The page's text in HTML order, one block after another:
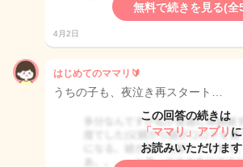
無料で続きを見る(全
4月2日
はじめてのママリ🔰
うちの子も、夜泣き再スタート…
この回答の続きは
「ママリ」アプリ
お読みいただけます